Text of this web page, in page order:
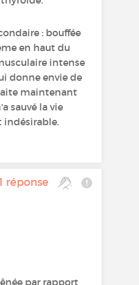
: bouffée
en haut du
intense
donne envie de
maintenant
sauvé la vie
indésirable.
réponse
par rapport